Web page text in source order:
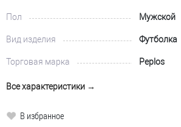
Пол Мужской
Вид изделия Футболка
Торговая марка Peplos
Все характеристики →
В избранное